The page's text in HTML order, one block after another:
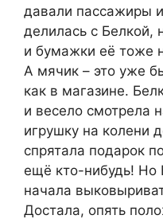
давали пассажиры
делилась с Белкой,
и бумажки её тоже
А мячик – это уже
как в магазине.
и весело смотрела
игрушку на колени
спрятала подарок
ещё кто-нибудь! Но
начала
Достала, опять